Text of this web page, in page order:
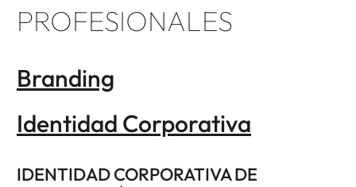
PROFESIONALES
Branding
Identidad Corporativa
IDENTIDAD CORPORATIVA DE